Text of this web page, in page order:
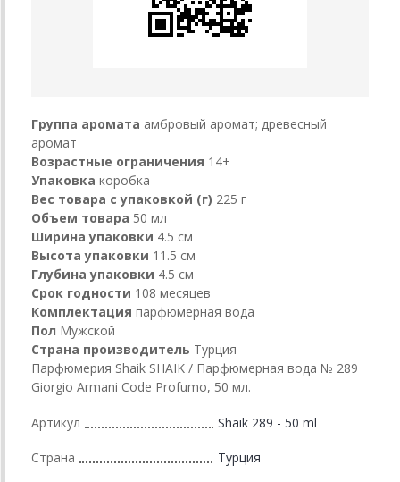
Группа аромата амбровый аромат; древесный
аромат
Возрастные ограничения 14+
Упаковка коробка
Вес товара с упаковкой (г) 225 г
Объем товара 50 мл
Ширина упаковки 4.5 см
Высота упаковки 11.5 см
Глубина упаковки 4.5 см
Срок годности 108 месяцев
Комплектация парфюмерная вода
Пол Мужской
Страна производитель Турция
Парфюмерия Shaik SHAIK / Парфюмерная вода № 289
Giorgio Armani Code Profumo, 50 мл.
Артикул Shaik 289 - 50 ml
Страна Турция